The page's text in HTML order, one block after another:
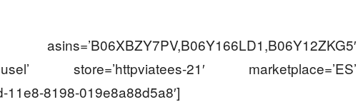
store=’httpviatees-21′ marketplace=’ES’
11e8-8198-019e8a88d5a8′]